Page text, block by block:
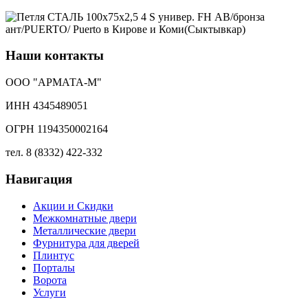
Наши контакты
ООО "АРМАТА-М"
ИНН 4345489051
ОГРН 1194350002164
тел. 8 (8332) 422-332
Навигация
Акции и Скидки
Межкомнатные двери
Металлические двери
Фурнитура для дверей
Плинтус
Порталы
Ворота
Услуги